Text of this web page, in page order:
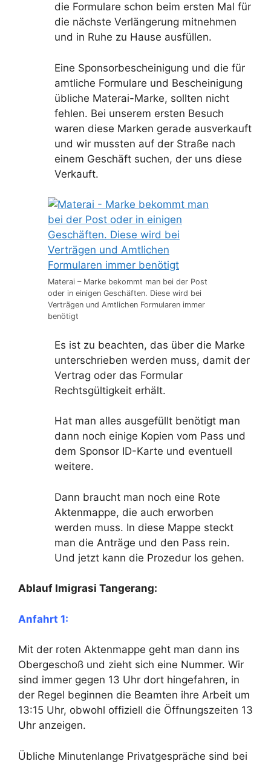
die Formulare schon beim ersten Mal für
die nächste Verlängerung mitnehmen
und in Ruhe zu Hause ausfüllen.
Eine Sponsorbescheinigung und die für
amtliche Formulare und Bescheinigung
übliche Materai-Marke, sollten nicht
fehlen. Bei unserem ersten Besuch
waren diese Marken gerade ausverkauft
und wir mussten auf der Straße nach
einem Geschäft suchen, der uns diese
Verkauft.
Materai – Marke bekommt man bei der Post
oder in einigen Geschäften. Diese wird bei
Verträgen und Amtlichen Formularen immer
benötigt
Es ist zu beachten, das über die Marke
unterschrieben werden muss, damit der
Vertrag oder das Formular
Rechtsgültigkeit erhält.
Hat man alles ausgefüllt benötigt man
dann noch einige Kopien vom Pass und
dem Sponsor ID-Karte und eventuell
weitere.
Dann braucht man noch eine Rote
Aktenmappe, die auch erworben
werden muss. In diese Mappe steckt
man die Anträge und den Pass rein.
Und jetzt kann die Prozedur los gehen.
Ablauf Imigrasi Tangerang:
Anfahrt 1:
Mit der roten Aktenmappe geht man dann ins
Obergeschoß und zieht sich eine Nummer. Wir
sind immer gegen 13 Uhr dort hingefahren, in
der Regel beginnen die Beamten ihre Arbeit um
13:15 Uhr, obwohl offiziell die Öffnungszeiten 13
Uhr anzeigen.
Übliche Minutenlange Privatgespräche sind bei